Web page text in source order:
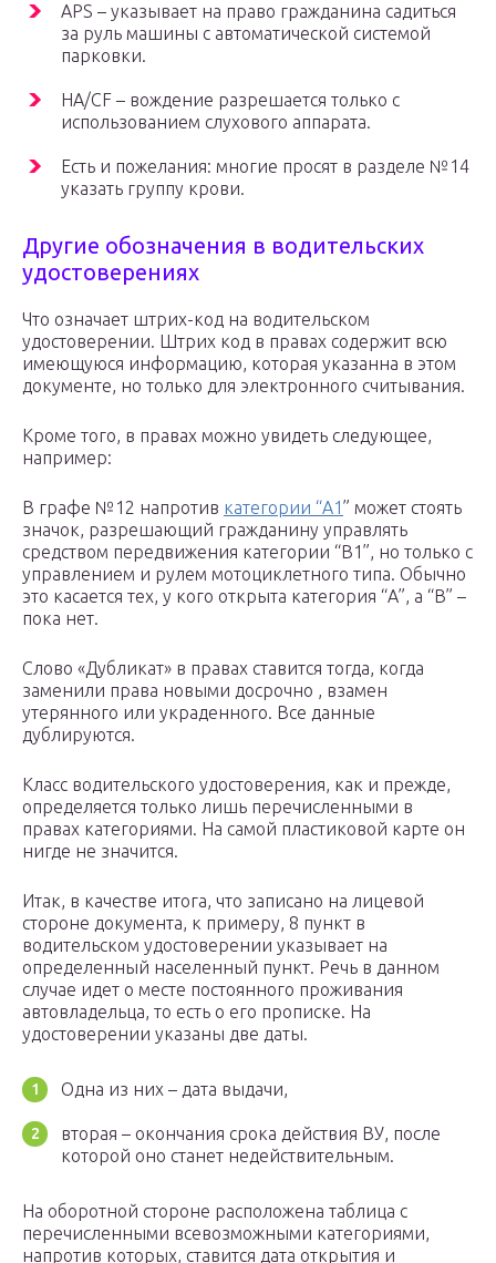
APS – указывает на право гражданина садиться
за руль машины с автоматической системой
парковки.
HA/CF – вождение разрешается только с
использованием слухового аппарата.
Есть и пожелания: многие просят в разделе №14
указать группу крови.
Другие обозначения в водительских
удостоверениях
Что означает штрих-код на водительском
удостоверении. Штрих код в правах содержит всю
имеющуюся информацию, которая указанна в этом
документе, но только для электронного считывания.
Кроме того, в правах можно увидеть следующее,
например:
В графе №12 напротив категории “А1” может стоять
значок, разрешающий гражданину управлять
средством передвижения категории “В1”, но только с
управлением и рулем мотоциклетного типа. Обычно
это касается тех, у кого открыта категория “А”, а “В” –
пока нет.
Слово «Дубликат» в правах ставится тогда, когда
заменили права новыми досрочно , взамен
утерянного или украденного. Все данные
дублируются.
Класс водительского удостоверения, как и прежде,
определяется только лишь перечисленными в
правах категориями. На самой пластиковой карте он
нигде не значится.
Итак, в качестве итога, что записано на лицевой
стороне документа, к примеру, 8 пункт в
водительском удостоверении указывает на
определенный населенный пункт. Речь в данном
случае идет о месте постоянного проживания
автовладельца, то есть о его прописке. На
удостоверении указаны две даты.
Одна из них – дата выдачи,
вторая – окончания срока действия ВУ, после
которой оно станет недействительным.
На оборотной стороне расположена таблица с
перечисленными всевозможными категориями,
напротив которых, ставится дата открытия и